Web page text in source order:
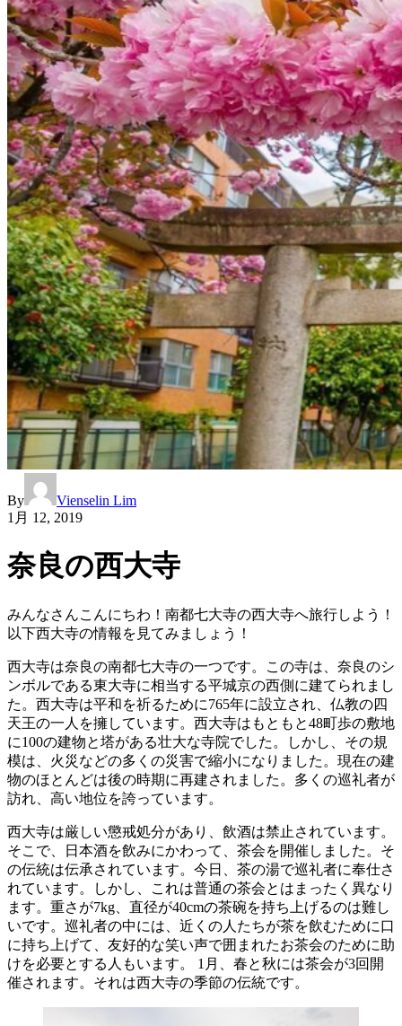
By
Vienselin Lim
1月 12, 2019
奈良の西大寺
みんなさんこんにちわ！南都七大寺の西大寺へ旅行しよう！
以下西大寺の情報を見てみましょう！
西大寺は奈良の南都七大寺の一つです。この寺は、奈良のシ
ンボルである東大寺に相当する平城京の西側に建てられまし
た。西大寺は平和を祈るために765年に設立され、仏教の四
天王の一人を擁しています。西大寺はもともと48町歩の敷地
に100の建物と塔がある壮大な寺院でした。しかし、その規
模は、火災などの多くの災害で縮小になりました。現在の建
物のほとんどは後の時期に再建されました。多くの巡礼者が
訪れ、高い地位を誇っています。
西大寺は厳しい懲戒処分があり、飲酒は禁止されています。
そこで、日本酒を飲みにかわって、茶会を開催しました。そ
の伝統は伝承されています。今日、茶の湯で巡礼者に奉仕さ
れています。しかし、これは普通の茶会とはまったく異なり
ます。重さが7kg、直径が40cmの茶碗を持ち上げるのは難し
いです。巡礼者の中には、近くの人たちが茶を飲むために口
に持ち上げて、友好的な笑い声で囲まれたお茶会のために助
けを必要とする人もいます。 1月、春と秋には茶会が3回開
催されます。それは西大寺の季節の伝統です。